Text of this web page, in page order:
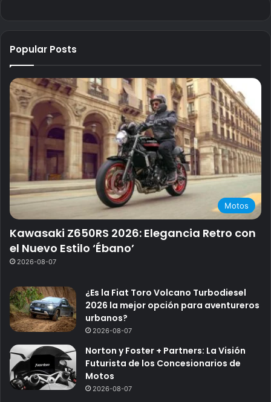
Popular Posts
Motos
Kawasaki Z650RS 2026: Elegancia Retro con
el Nuevo Estilo ‘Ébano’
2026-08-07
¿Es la Fiat Toro Volcano Turbodiesel
2026 la mejor opción para aventureros
urbanos?
2026-08-07
Norton y Foster + Partners: La Visión
Futurista de los Concesionarios de
Motos
2026-08-07